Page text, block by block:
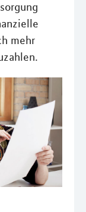
mehr